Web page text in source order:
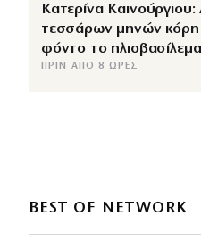
Κατερίνα
τεσσάρων μηνών
φόντο το ηλιοβασίλεμα
ΠΡΙΝ ΑΠΌ 8 ΏΡΕΣ
BEST OF NETWORK